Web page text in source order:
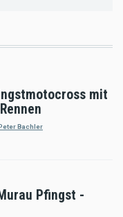
mit
Bachler
Pfingst -